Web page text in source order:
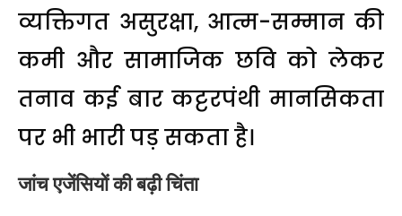
व्यक्तिगत असुरक्षा, आत्म-सम्मान की
कमी और सामाजिक छवि को लेकर
तनाव कई बार कट्टरपंथी मानसिकता
पर भी भारी पड़ सकता है।
जांच एजेंसियों की बढ़ी चिंता